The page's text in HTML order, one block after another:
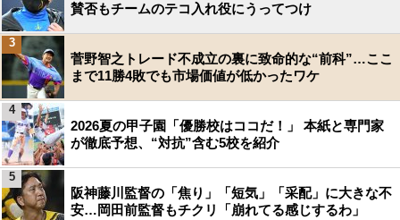
賛否もチームのテコ入れ役にうってつけ
菅野智之トレード不成立の裏に致命的な“前科”…ここ
まで11勝4敗でも市場価値が低かったワケ
3
2026夏の甲子園「優勝校はココだ！」 本紙と専門家
が徹底予想、“対抗”含む5校を紹介
4
阪神藤川監督の「焦り」「短気」「采配」に大きな不
安…岡田前監督もチクリ「崩れてる感じするわ」
5